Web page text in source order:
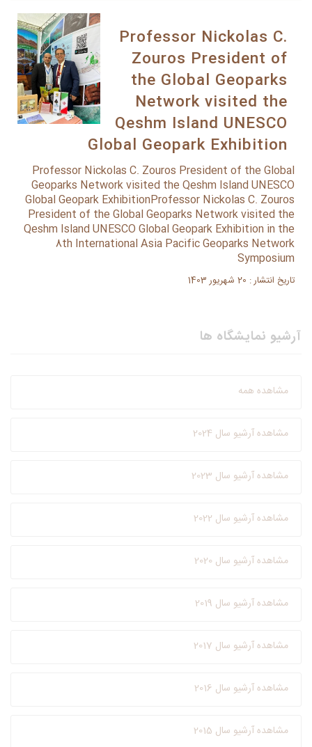
Professor Nickolas C.
Zouros President of
the Global Geoparks
Network visited the
Qeshm Island UNESCO
Global Geopark Exhibition
Professor Nickolas C. Zouros President of the Global
Geoparks Network visited the Qeshm Island UNESCO
Global Geopark ExhibitionProfessor Nickolas C. Zouros
President of the Global Geoparks Network visited the
Qeshm Island UNESCO Global Geopark Exhibition in the
8th International Asia Pacific Geoparks Network
Symposium
تاریخ انتشار : 20 شهریور 1403
آرشیو نمایشگاه ها
مشاهده همه
مشاهده آرشیو سال 2024
مشاهده آرشیو سال 2023
مشاهده آرشیو سال 2022
مشاهده آرشیو سال 2020
مشاهده آرشیو سال 2019
مشاهده آرشیو سال 2017
مشاهده آرشیو سال 2016
مشاهده آرشیو سال 2015